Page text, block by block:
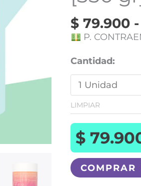
$ 79.900 -
P.
Cantidad:
LIMPIAR
$
COMPRAR